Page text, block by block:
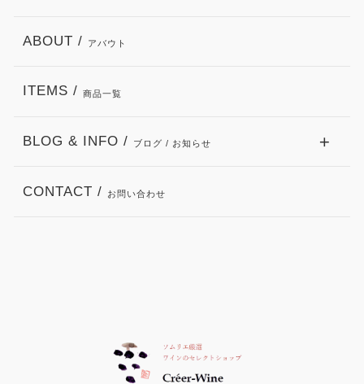
ABOUT / アバウト
ITEMS / 商品一覧
BLOG & INFO / ブログ / お知らせ
CONTACT / お問い合わせ